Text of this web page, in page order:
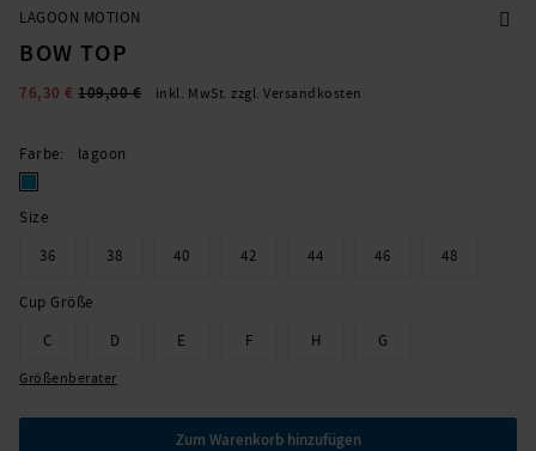
LAGOON MOTION
BOW TOP
76,30 € 109,00 € inkl. MwSt. zzgl. Versandkosten
Farbe lagoon
Size
36
38 40 42 44 46 48
Cup Größe
C
D E F H G
Größenberater
Zum Warenkorb hinzufügen